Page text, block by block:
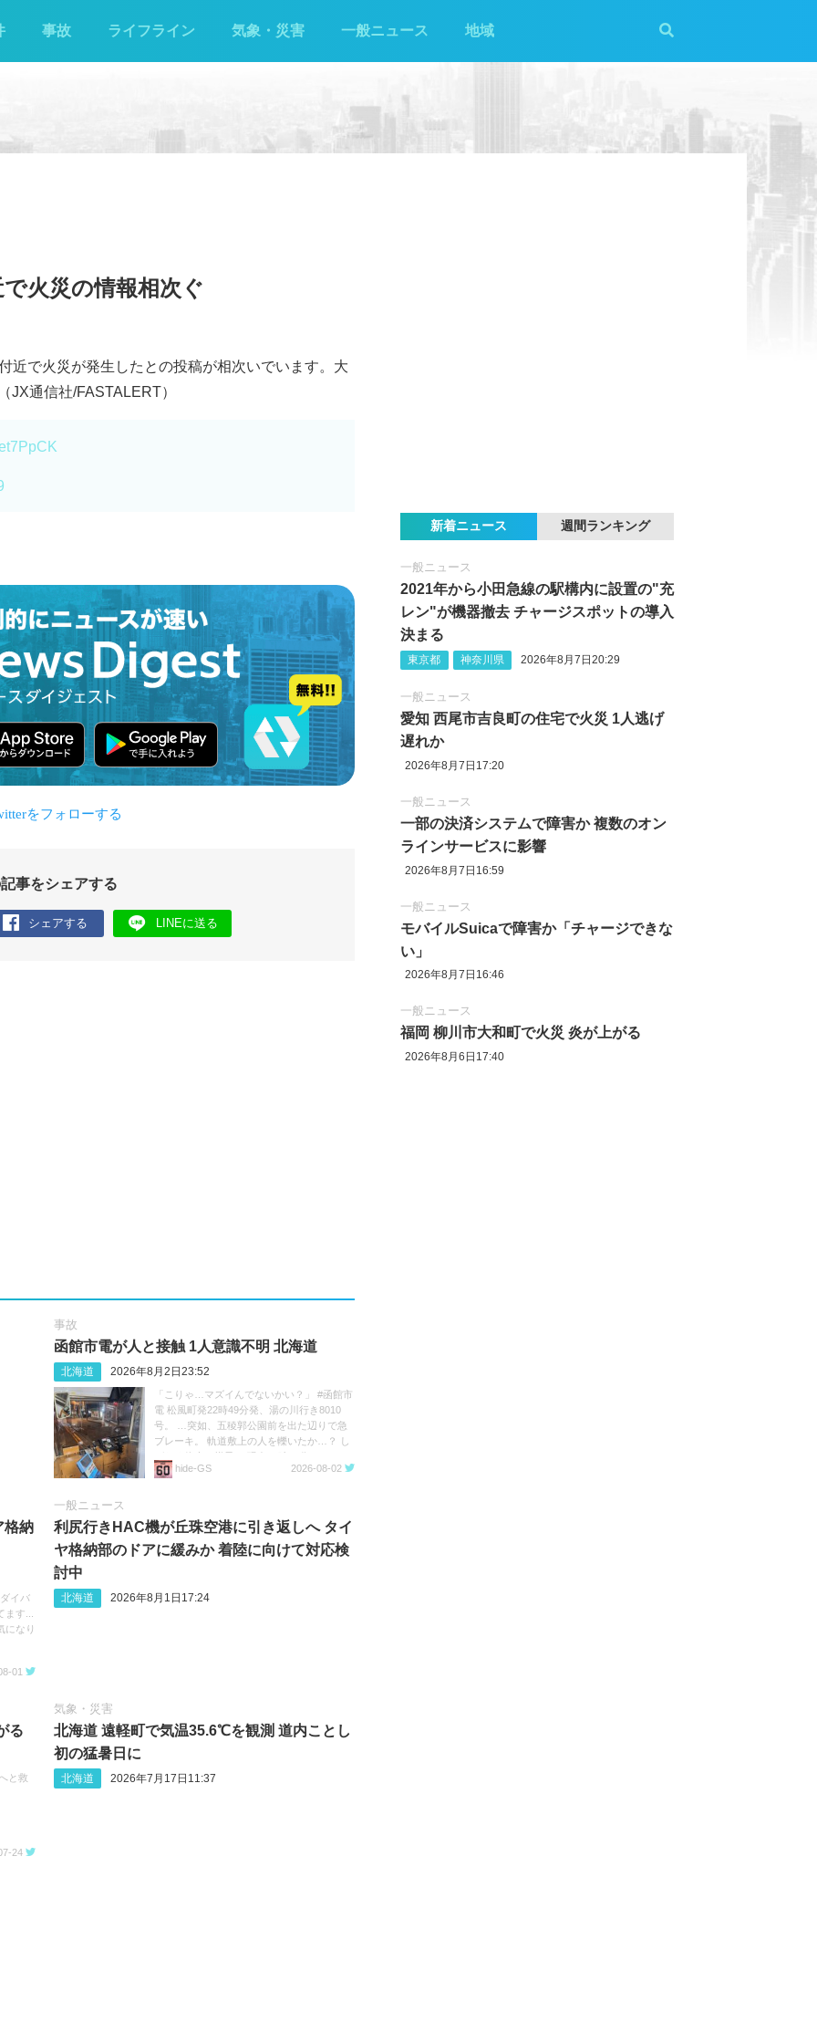
事故 ライフライン 気象・災害 一般ニュース 地域
火災の情報相次ぐ
近で火災が発生したとの投稿が相次いでいます。大
JX通信社/FASTALERT）
事をシェアする
シェアする LINEに送る
事故
函館市電が人と接触 1人意識不明 北海道
北海道 2026年8月2日23:52
「こりゃ…マズイんでないかい？」 #函館市
電 松風町発22時49分発、湯の川行き8010
号。 …突如、五稜郭公園前を出た辺りで急
ブレーキ。 軌道敷上の人を轢いたか…？ し
ばらく停車の様子。 現在23時20分。
https://t.co/05MHqV1wVQ
hide‐GS 2026-08-02
格納
イバ
す...
になり
01
一般ニュース
利尻行きHAC機が丘珠空港に引き返しへ タイ
ヤ格納部のドアに緩みか 着陸に向けて対応検
討中
北海道 2026年8月1日17:24
る
と救
24
気象・災害
北海道 遠軽町で気温35.6℃を観測 道内ことし
初の猛暑日に
北海道 2026年7月17日11:37
新着ニュース 週間ランキング
一般ニュース
2021年から小田急線の駅構内に設置の"充
レン"が機器撤去 チャージスポットの導入
決まる
東京都 神奈川県 2026年8月7日20:29
一般ニュース
愛知 西尾市吉良町の住宅で火災 1人逃げ
遅れか
2026年8月7日17:20
一般ニュース
一部の決済システムで障害か 複数のオン
ラインサービスに影響
2026年8月7日16:59
一般ニュース
モバイルSuicaで障害か「チャージできな
い」
2026年8月7日16:46
一般ニュース
福岡 柳川市大和町で火災 炎が上がる
2026年8月6日17:40